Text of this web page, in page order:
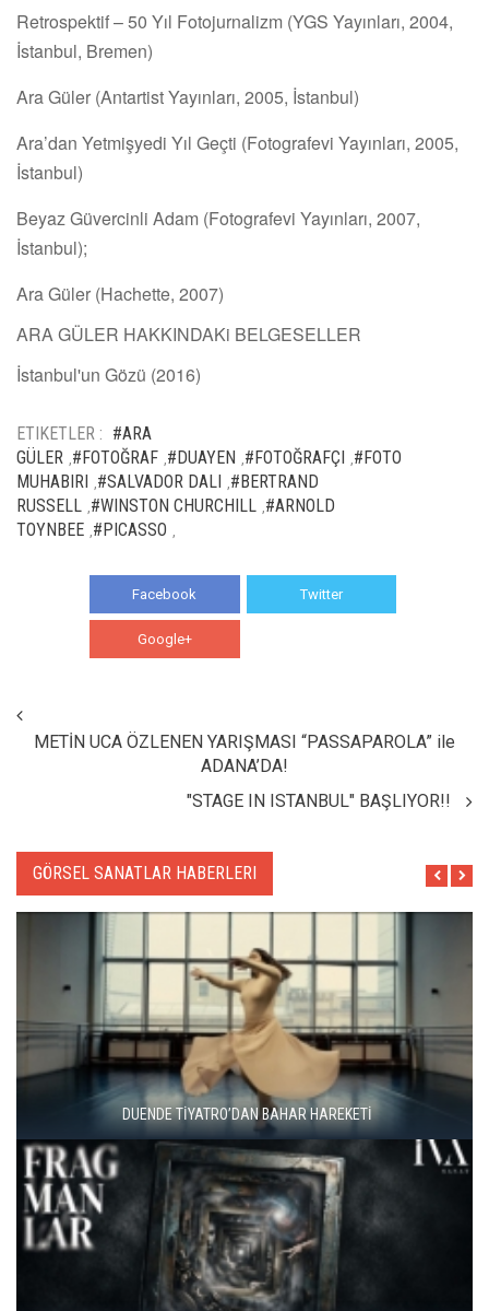
Retrospektif – 50 Yıl Fotojurnalizm (YGS Yayınları, 2004,
İstanbul, Bremen)
Ara Güler (Antartist Yayınları, 2005, İstanbul)
Ara’dan Yetmişyedi Yıl Geçti (Fotografevi Yayınları, 2005,
İstanbul)
Beyaz Güvercinli Adam (Fotografevi Yayınları, 2007,
İstanbul);
Ara Güler (Hachette, 2007)
ARA GÜLER HAKKINDAKi BELGESELLER
İstanbul'un Gözü (2016)
ETIKETLER : #ARA
GÜLER #FOTOĞRAF #DUAYEN #FOTOĞRAFÇI #FOTO
MUHABIRI #SALVADOR DALI #BERTRAND
RUSSELL #WINSTON CHURCHILL #ARNOLD
TOYNBEE #PICASSO
Facebook Twitter
Google+
METİN UCA ÖZLENEN YARIŞMASI “PASSAPAROLA” ile
ADANA’DA!
"STAGE IN ISTANBUL" BAŞLIYOR!!
GÖRSEL SANATLAR HABERLERI
DUENDE TİYATRO’DAN BAHAR HAREKETİ